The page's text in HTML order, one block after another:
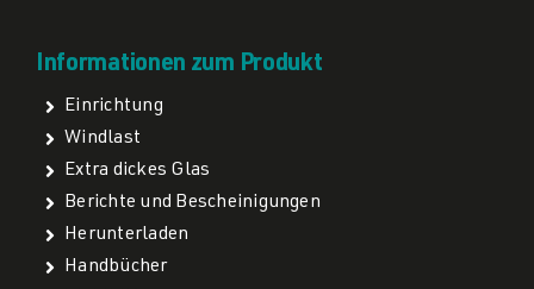
Informationen zum Produkt
Einrichtung
Windlast
Extra dickes Glas
Berichte und Bescheinigungen
Herunterladen
Handbücher